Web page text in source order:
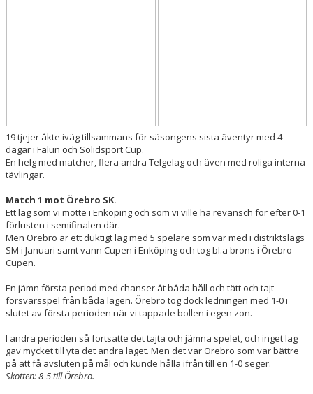
19 tjejer åkte iväg tillsammans för säsongens sista äventyr med 4
dagar i Falun och Solidsport Cup.
En helg med matcher, flera andra Telgelag och även med roliga interna
tävlingar.
Match 1 mot Örebro SK.
Ett lag som vi mötte i Enköping och som vi ville ha revansch för efter 0-1
förlusten i semifinalen där.
Men Örebro är ett duktigt lag med 5 spelare som var med i distriktslags
SM i Januari samt vann Cupen i Enköping och tog bl.a brons i Örebro
Cupen.
En jämn första period med chanser åt båda håll och tätt och tajt
försvarsspel från båda lagen. Örebro tog dock ledningen med 1-0 i
slutet av första perioden när vi tappade bollen i egen zon.
I andra perioden så fortsatte det tajta och jämna spelet, och inget lag
gav mycket till yta det andra laget. Men det var Örebro som var bättre
på att få avsluten på mål och kunde hålla ifrån till en 1-0 seger.
Skotten: 8-5 till Örebro.